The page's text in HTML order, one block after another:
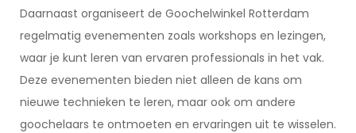
Daarnaast organiseert de Goochelwinkel Rotterdam
regelmatig evenementen zoals workshops en lezingen,
waar je kunt leren van ervaren professionals in het vak.
Deze evenementen bieden niet alleen de kans om
nieuwe technieken te leren, maar ook om andere
goochelaars te ontmoeten en ervaringen uit te wisselen.